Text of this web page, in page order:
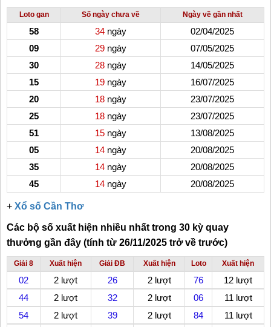
Loto gan Số ngày chưa về Ngày về gần nhất
58 34 ngày
02/04/2025
09
29 ngày
07/05/2025
30
28 ngày
14/05/2025
15
19 ngày
16/07/2025
20
18 ngày
23/07/2025
25
18 ngày
23/07/2025
51
15 ngày
13/08/2025
05
14 ngày
20/08/2025
35
14 ngày
20/08/2025
45
14 ngày 20/08/2025
+ Xổ số Cần Thơ
Các bộ số xuất hiện nhiều nhất trong 30 kỳ quay
thưởng gần đây (tính từ 26/11/2025 trở về trước)
Giải 8 Xuất hiện Giải ĐB Xuất hiện Loto Xuất hiện
02 2 lượt 26 2 lượt 76
12 lượt
44
2 lượt 32 2 lượt 06
11 lượt
54
2 lượt 39 2 lượt 84
11 lượt